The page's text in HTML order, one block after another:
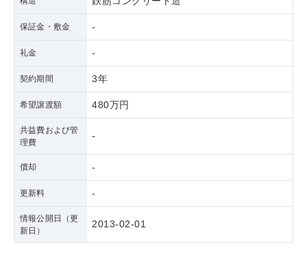
保証金・敷金 -
礼金 -
契約期間 3年
希望譲渡額 480万円
共益費および管
理費
-
償却 -
更新料 -
情報公開日（更
新日）
2013-02-01